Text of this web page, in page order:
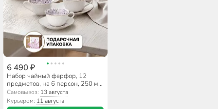
6 490 ₽
Набор чайный фарфор, 12
предметов, на 6 персон, 250 мл,
Lefard, Lilac, 760-756,
подарочная упаковка
Самовывоз: 13 августа
Курьером: 11 августа